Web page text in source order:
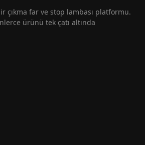
çıkma far ve stop lambası platformu.
ürünü tek çatı altında